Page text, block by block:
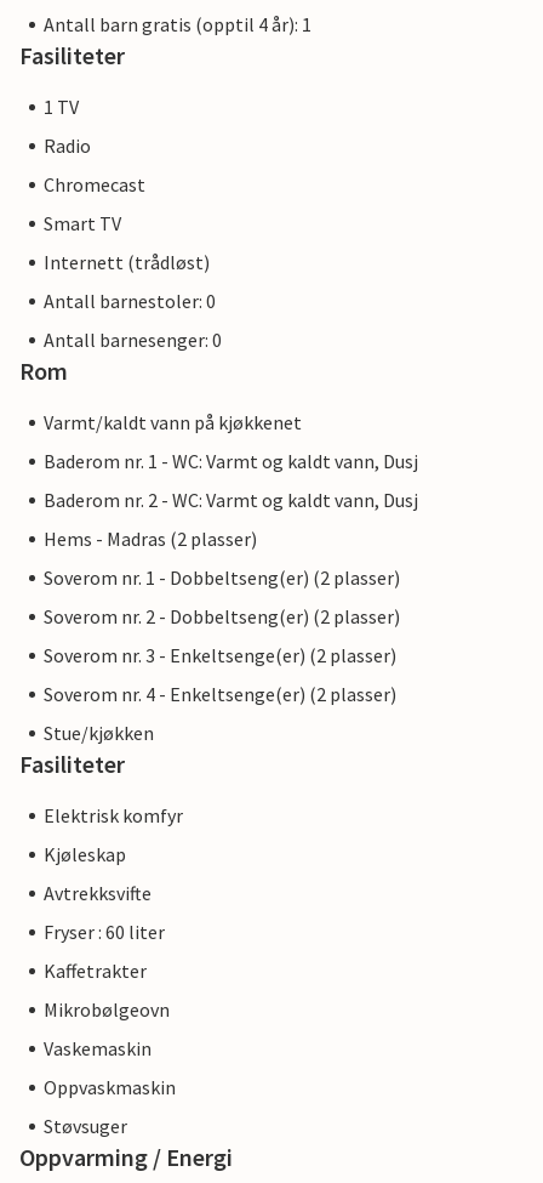
Antall barn gratis (opptil 4 år): 1
Fasiliteter
1 TV
Radio
Chromecast
Smart TV
Internett (trådløst)
Antall barnestoler: 0
Antall barnesenger: 0
Rom
Varmt/kaldt vann på kjøkkenet
Baderom nr. 1 - WC: Varmt og kaldt vann, Dusj
Baderom nr. 2 - WC: Varmt og kaldt vann, Dusj
Hems - Madras (2 plasser)
Soverom nr. 1 - Dobbeltseng(er) (2 plasser)
Soverom nr. 2 - Dobbeltseng(er) (2 plasser)
Soverom nr. 3 - Enkeltsenge(er) (2 plasser)
Soverom nr. 4 - Enkeltsenge(er) (2 plasser)
Stue/kjøkken
Fasiliteter
Elektrisk komfyr
Kjøleskap
Avtrekksvifte
Fryser : 60 liter
Kaffetrakter
Mikrobølgeovn
Vaskemaskin
Oppvaskmaskin
Støvsuger
Oppvarming / Energi